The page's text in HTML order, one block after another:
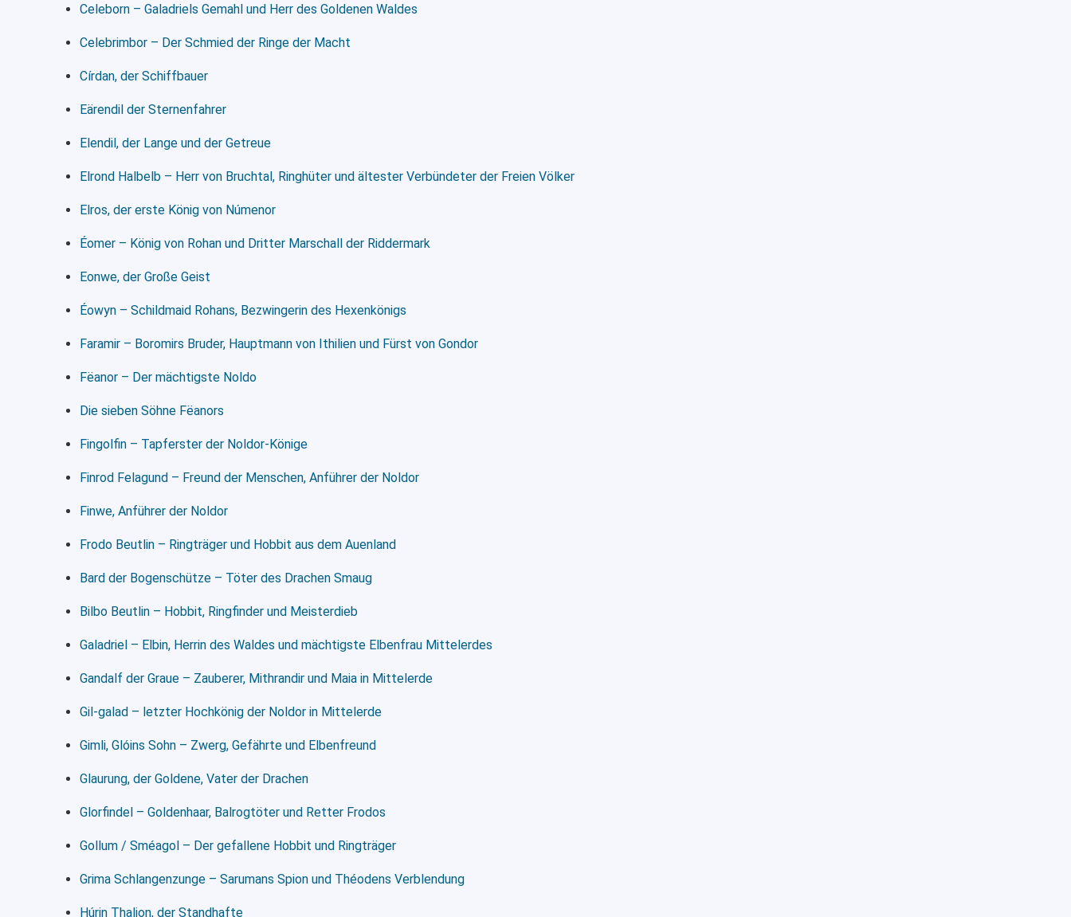
Celeborn – Galadriels Gemahl und Herr des Goldenen Waldes
Celebrimbor – Der Schmied der Ringe der Macht
Círdan, der Schiffbauer
Eärendil der Sternenfahrer
Elendil, der Lange und der Getreue
Elrond Halbelb – Herr von Bruchtal, Ringhüter und ältester Verbündeter der Freien Völker
Elros, der erste König von Númenor
Éomer – König von Rohan und Dritter Marschall der Riddermark
Eonwe, der Große Geist
Éowyn – Schildmaid Rohans, Bezwingerin des Hexenkönigs
Faramir – Boromirs Bruder, Hauptmann von Ithilien und Fürst von Gondor
Fëanor – Der mächtigste Noldo
Die sieben Söhne Fëanors
Fingolfin – Tapferster der Noldor-Könige
Finrod Felagund – Freund der Menschen, Anführer der Noldor
Finwe, Anführer der Noldor
Frodo Beutlin – Ringträger und Hobbit aus dem Auenland
Bard der Bogenschütze – Töter des Drachen Smaug
Bilbo Beutlin – Hobbit, Ringfinder und Meisterdieb
Galadriel – Elbin, Herrin des Waldes und mächtigste Elbenfrau Mittelerdes
Gandalf der Graue – Zauberer, Mithrandir und Maia in Mittelerde
Gil-galad – letzter Hochkönig der Noldor in Mittelerde
Gimli, Glóins Sohn – Zwerg, Gefährte und Elbenfreund
Glaurung, der Goldene, Vater der Drachen
Glorfindel – Goldenhaar, Balrogtöter und Retter Frodos
Gollum / Sméagol – Der gefallene Hobbit und Ringträger
Grima Schlangenzunge – Sarumans Spion und Théodens Verblendung
Húrin Thalion, der Standhafte